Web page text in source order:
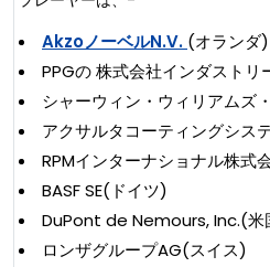
AkzoノーベルN.V. (オランダ)
PPGの 株式会社インダストリ
シャーウィン・ウィリアムズ
アクサルタコーティングシス
RPMインターナショナル株式
BASF SE(ドイツ)
DuPont de Nemours, Inc.(米
ロンザグループAG(スイス)